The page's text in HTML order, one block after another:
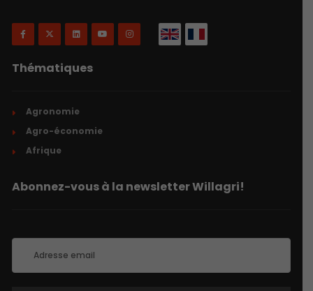
Thématiques
Agronomie
Agro-économie
Afrique
Abonnez-vous à la newsletter Willagri!